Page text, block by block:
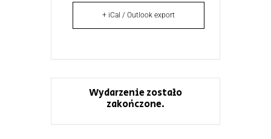
+ iCal / Outlook export
Wydarzenie zostało
zakończone.